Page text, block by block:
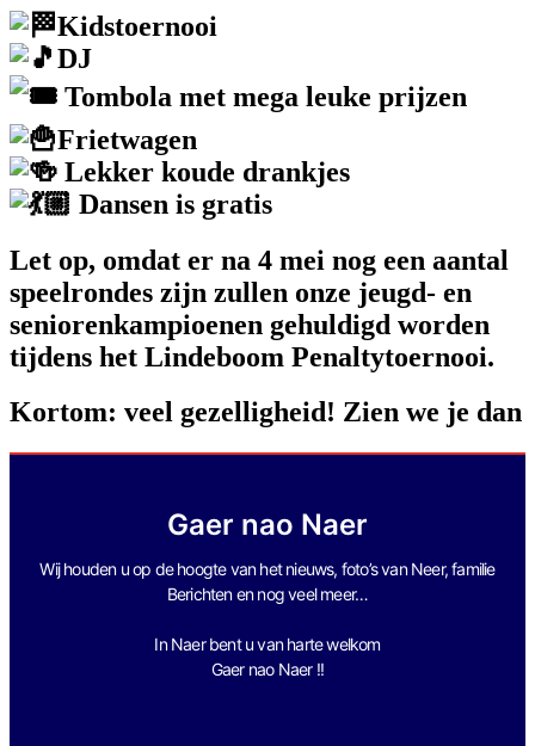
Kidstoernooi
DJ
Tombola met mega leuke prijzen
Frietwagen
Lekker koude drankjes
Dansen is gratis
Let op, omdat er na 4 mei nog een aantal
speelrondes zijn zullen onze jeugd- en
seniorenkampioenen gehuldigd worden
tijdens het Lindeboom Penaltytoernooi.
Kortom: veel gezelligheid! Zien we je dan
Gaer nao Naer
Wij houden u op de hoogte van het nieuws, foto’s van Neer, familie
Berichten en nog veel meer…
In Naer bent u van harte welkom
Gaer nao Naer !!